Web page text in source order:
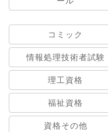
コミック
情報処理技術者試験
理工資格
福祉資格
資格その他